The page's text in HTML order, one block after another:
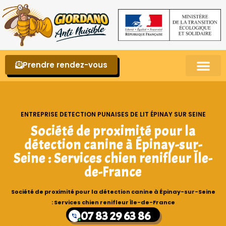
Prendre rendez-vous
ENTREPRISE DETECTION PUNAISES DE LIT ÉPINAY SUR SEINE
Société de proximité pour la
détection canine à Épinay-sur-
Seine : Services chien renifleur Île-
de-France
Société de proximité pour la détection canine à Épinay-sur-Seine
: Services chien renifleur Île-de-France
07 83 29 63 86